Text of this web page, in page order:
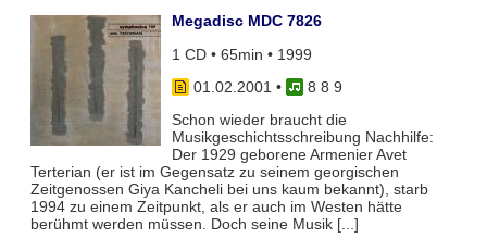
Megadisc MDC 7826
1 CD • 65min • 1999
01.02.2001 •
8 8 9
Schon wieder braucht die
Musikgeschichtsschreibung Nachhilfe:
Der 1929 geborene Armenier Avet
Terterian (er ist im Gegensatz zu seinem georgischen
Zeitgenossen Giya Kancheli bei uns kaum bekannt), starb
1994 zu einem Zeitpunkt, als er auch im Westen hätte
berühmt werden müssen. Doch seine Musik [...]